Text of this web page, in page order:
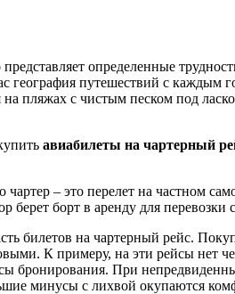
определенные
география путешествий с каждым
пляжах с чистым песком под
авиабилеты на чартерный
– это перелет на частном
борт в аренду для перевозки
билетов на чартерный рейс.
К примеру, на эти рейсы нет
бронирования. При
минусы с лихвой окупаются